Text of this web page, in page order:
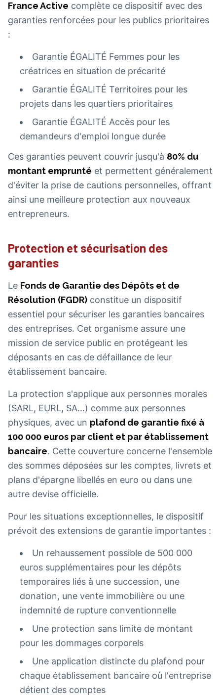
France Active complète ce dispositif avec des
garanties renforcées pour les publics prioritaires
:
Garantie ÉGALITÉ Femmes pour les
créatrices en situation de précarité
Garantie ÉGALITÉ Territoires pour les
projets dans les quartiers prioritaires
Garantie ÉGALITÉ Accès pour les
demandeurs d'emploi longue durée
Ces garanties peuvent couvrir jusqu'à 80% du
montant emprunté et permettent généralement
d'éviter la prise de cautions personnelles, offrant
ainsi une meilleure protection aux nouveaux
entrepreneurs.
Protection et sécurisation des
garanties
Le Fonds de Garantie des Dépôts et de
Résolution (FGDR) constitue un dispositif
essentiel pour sécuriser les garanties bancaires
des entreprises. Cet organisme assure une
mission de service public en protégeant les
déposants en cas de défaillance de leur
établissement bancaire.
La protection s'applique aux personnes morales
(SARL, EURL, SA...) comme aux personnes
physiques, avec un plafond de garantie fixé à
100 000 euros par client et par établissement
bancaire. Cette couverture concerne l'ensemble
des sommes déposées sur les comptes, livrets et
plans d'épargne libellés en euro ou dans une
autre devise officielle.
Pour les situations exceptionnelles, le dispositif
prévoit des extensions de garantie importantes :
Un rehaussement possible de 500 000
euros supplémentaires pour les dépôts
temporaires liés à une succession, une
donation, une vente immobilière ou une
indemnité de rupture conventionnelle
Une protection sans limite de montant
pour les dommages corporels
Une application distincte du plafond pour
chaque établissement bancaire où l'entreprise
détient des comptes